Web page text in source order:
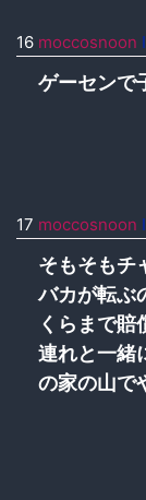
16 moccosnoon
ゲーセンで
17 moccosnoon
そもそもチ
バカが転ぶ
くらまで賠
連れと一緒
の家の山で